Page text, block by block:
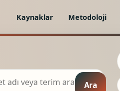
Kaynaklar Metodoloji
Ara